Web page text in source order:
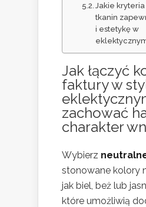
Jakie
tkanin
i estetykę w
Jak łączyć
faktury w
zachować
charakter
Wybierz
stonowane kolory
jak biel, beż lub
które umożliwią